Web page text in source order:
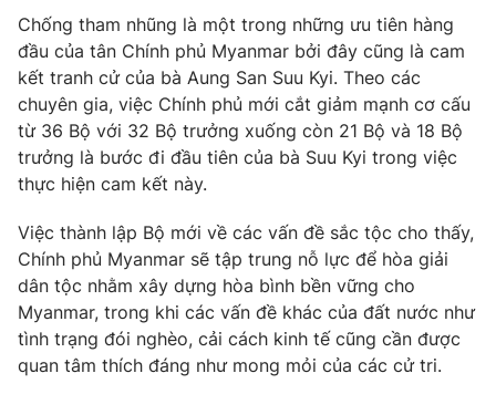
Thế giới đó đây
Câu chuyện quốc tế
Tài chính
Thị trường
Góc doanh nghiệp
Dữ liệu và đời sống
Truyền hình
Phim VTV
Nhân vật
Khán giả
Giải sao mai
Giải trí
Điện ảnh
Âm nhạc
Sao
Đời sống
Du lịch
Làm đẹp
Giáo dục
Tuyển sinh
Công nghệ
Chống tham nhũng là một trong những ưu tiên hàng
đầu của tân Chính phủ Myanmar bởi đây cũng là cam
kết tranh cử của bà Aung San Suu Kyi. Theo các
chuyên gia, việc Chính phủ mới cắt giảm mạnh cơ cấu
từ 36 Bộ với 32 Bộ trưởng xuống còn 21 Bộ và 18 Bộ
trưởng là bước đi đầu tiên của bà Suu Kyi trong việc
thực hiện cam kết này.
Việc thành lập Bộ mới về các vấn đề sắc tộc cho thấy,
Chính phủ Myanmar sẽ tập trung nỗ lực để hòa giải
dân tộc nhằm xây dựng hòa bình bền vững cho
Myanmar, trong khi các vấn đề khác của đất nước như
tình trạng đói nghèo, cải cách kinh tế cũng cần được
quan tâm thích đáng như mong mỏi của các cử tri.